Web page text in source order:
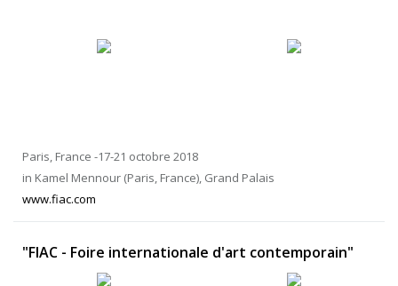
Paris, France -17-21 octobre 2018
in Kamel Mennour (Paris, France), Grand Palais
www.fiac.com
"FIAC - Foire internationale d'art contemporain"